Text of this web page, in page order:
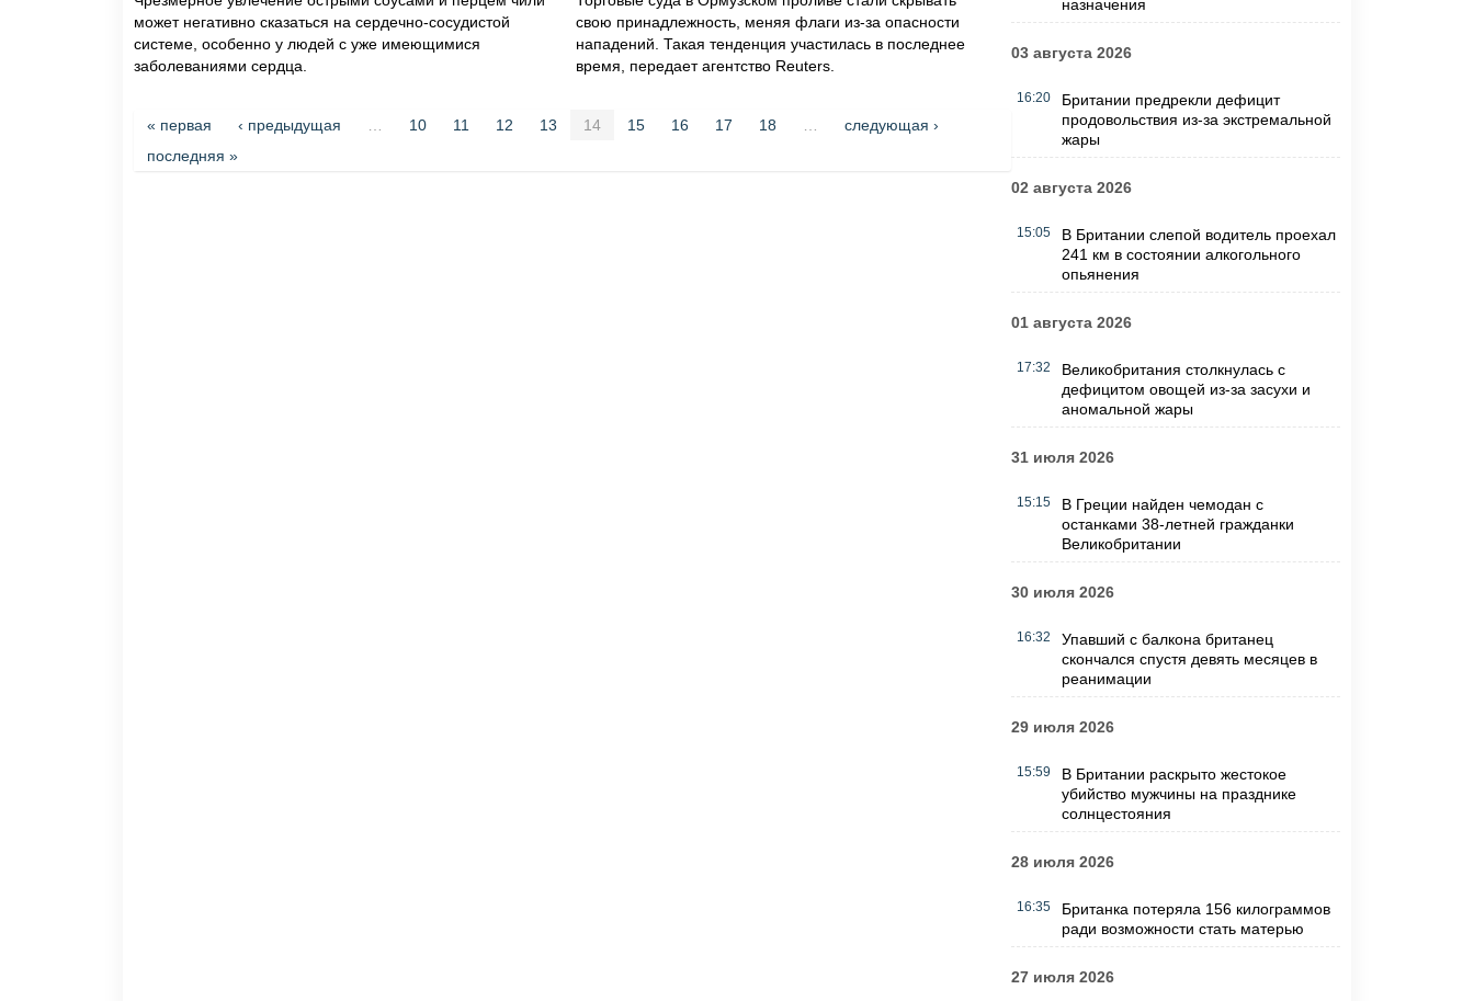
может негативно сказаться на сердечно-сосудистой
системе, особенно у людей с уже имеющимися
заболеваниями сердца.
свою принадлежность, меняя флаги из-за опасности
нападений. Такая тенденция участилась в последнее
время, передает агентство Reuters.
Страницы
« первая ‹ предыдущая 10 11 12 13 14 15 16 17 18
следующая ›
последняя »
назначения
03 августа 2026
16:20
Британии предрекли дефицит
продовольствия из-за экстремальной
жары
02 августа 2026
15:05
В Британии слепой водитель проехал
241 км в состоянии алкогольного
опьянения
01 августа 2026
17:32
Великобритания столкнулась с
дефицитом овощей из-за засухи и
аномальной жары
31 июля 2026
15:15
В Греции найден чемодан с
останками 38-летней гражданки
Великобритании
30 июля 2026
16:32
Упавший с балкона британец
скончался спустя девять месяцев в
реанимации
29 июля 2026
15:59
В Британии раскрыто жестокое
убийство мужчины на празднике
солнцестояния
28 июля 2026
16:35
Британка потеряла 156 килограммов
ради возможности стать матерью
27 июля 2026